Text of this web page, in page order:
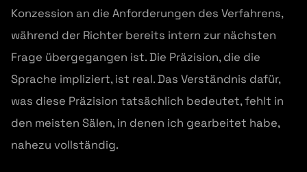
Konzession an die Anforderungen des Verfahrens,
während der Richter bereits intern zur nächsten
Frage übergegangen ist. Die Präzision, die die
Sprache impliziert, ist real. Das Verständnis dafür,
was diese Präzision tatsächlich bedeutet, fehlt in
den meisten Sälen, in denen ich gearbeitet habe,
nahezu vollständig.